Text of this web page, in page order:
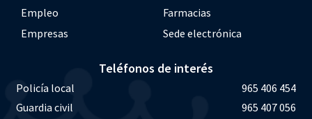
Empleo
Farmacias
Empresas
Sede electrónica
Teléfonos de interés
Policía local
965 406 454
Guardia civil
965 407 056